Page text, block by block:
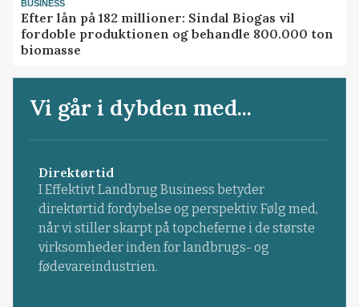
BUSINESS
Efter lån på 182 millioner: Sindal Biogas vil
fordoble produktionen og behandle 800.000 ton
biomasse
Vi går i dybden med...
Direktørtid
I Effektivt Landbrug Business betyder
direktørtid fordybelse og perspektiv. Følg med,
når vi stiller skarpt på topcheferne i de største
virksomheder inden for landbrugs- og
fødevareindustrien.